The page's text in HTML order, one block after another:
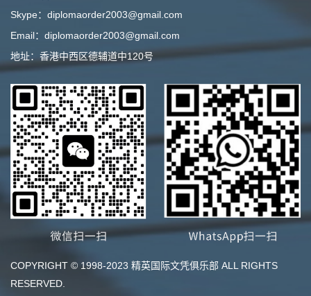
Skype：diplomaorder2003@gmail.com
Email：diplomaorder2003@gmail.com
地址：香港中西区德辅道中120号
COPYRIGHT © 1998-2023 精英国际文凭俱乐部 ALL RIGHTS
RESERVED.